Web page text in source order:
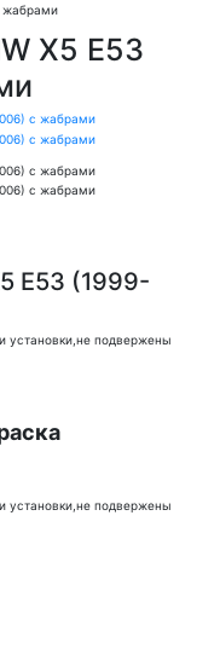
жабрами
X5 E53
E53 (1999-
установки,не подвержены
установки,не подвержены